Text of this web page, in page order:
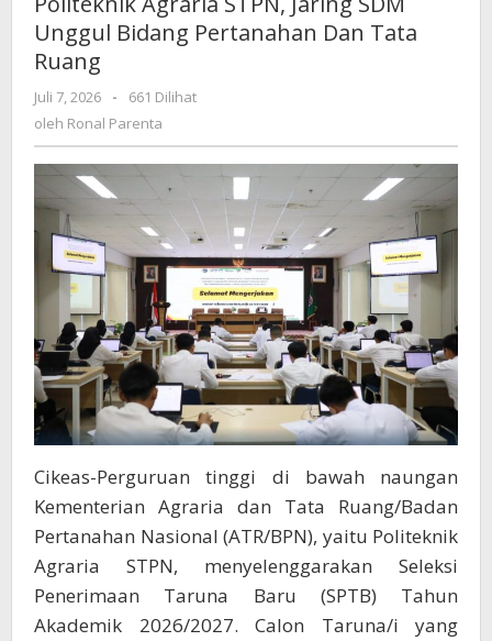
Politeknik
Agraria
Bidang
Pertanahan
Dan
Tata
Ruang
Unggul Bidang Pertanahan Dan Tata
Ruang
Juli 7, 2026
oleh
Ronal
-
661 Dilihat
oleh Ronal Parenta
Cikeas-Perguruan tinggi di bawah naungan
Kementerian Agraria dan Tata Ruang/Badan
Pertanahan Nasional (ATR/BPN), yaitu Politeknik
Agraria STPN, menyelenggarakan Seleksi
Penerimaan Taruna Baru (SPTB) Tahun
Akademik 2026/2027. Calon Taruna/i yang